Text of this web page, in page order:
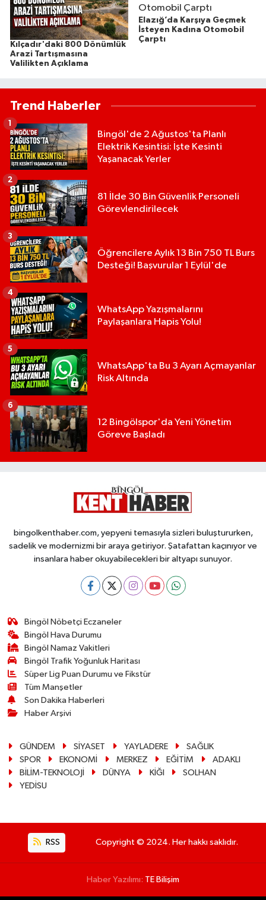
Kılçadır'daki 800 Dönümlük
Arazi Tartışmasına
Valilikten Açıklama
Elazığ’da Karşıya Geçmek
İsteyen Kadına Otomobil
Çarptı
Trend Haberler
Bingöl'de 2 Ağustos'ta Planlı
Elektrik Kesintisi: İşte Kesinti
Yaşanacak Yerler
1
81 İlde 30 Bin Güvenlik Personeli
Görevlendirilecek
2
Öğrencilere Aylık 13 Bin 750 TL Burs
Desteği! Başvurular 1 Eylül'de
3
WhatsApp Yazışmalarını
Paylaşanlara Hapis Yolu!
4
WhatsApp'ta Bu 3 Ayarı Açmayanlar
Risk Altında
5
12 Bingölspor'da Yeni Yönetim
Göreve Başladı
6
bingolkenthaber.com, yepyeni temasıyla sizleri buluştururken,
sadelik ve modernizmi bir araya getiriyor. Şatafattan kaçınıyor ve
insanlara haber okuyabilecekleri bir altyapı sunuyor.
Bingöl Nöbetçi Eczaneler
Bingöl Hava Durumu
Bingöl Namaz Vakitleri
Bingöl Trafik Yoğunluk Haritası
Süper Lig Puan Durumu ve Fikstür
Tüm Manşetler
Son Dakika Haberleri
Haber Arşivi
GÜNDEM SİYASET YAYLADERE
SAĞLIK
SPOR
EKONOMİ MERKEZ EĞİTİM
ADAKLI
BİLİM-TEKNOLOJİ
DÜNYA KİĞI
SOLHAN
YEDİSU
RSS Copyright © 2024. Her hakkı saklıdır.
Haber Yazılımı: TE Bilişim